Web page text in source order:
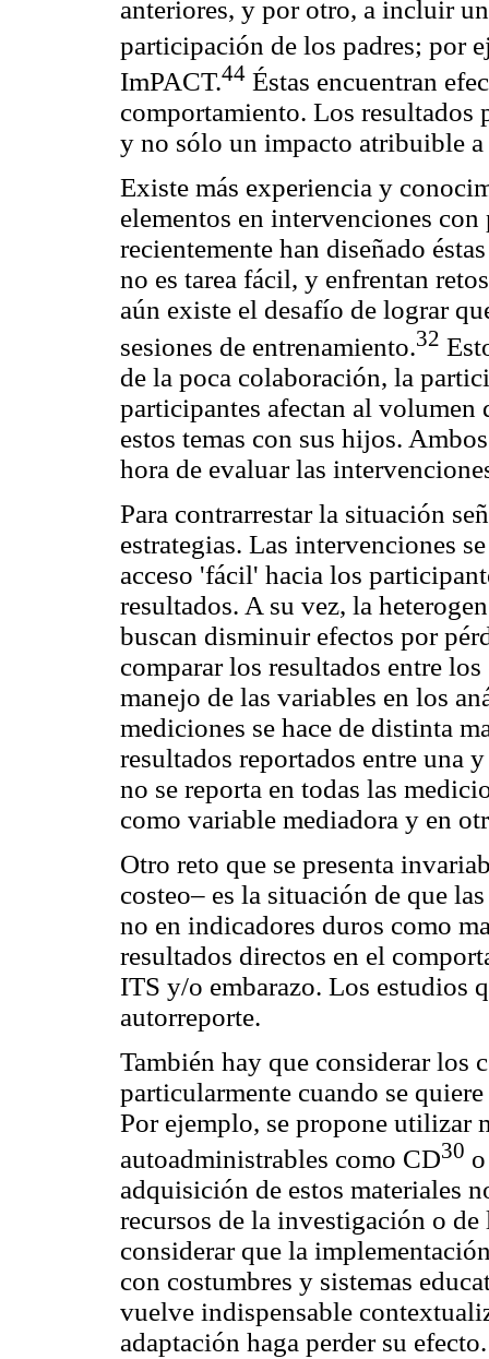
anteriores, y por otro, a incluir
participación de los padres; por
ImPACT.44 Éstas encuentran
comportamiento. Los
y no sólo un impacto atribuible
Existe más experiencia y
elementos en intervenciones
recientemente han diseñado
no es tarea fácil, y enfrentan
aún existe el desafío de lograr
sesiones de entrenamiento.32
de la poca colaboración, la
participantes afectan al volumen
estos temas con sus hijos.
hora de evaluar las
Para contrarrestar la situación
estrategias. Las intervenciones
acceso 'fácil' hacia los
resultados. A su vez, la
buscan disminuir efectos por
comparar los resultados entre
manejo de las variables en los
mediciones se hace de distinta
resultados reportados entre una
no se reporta en todas las
como variable mediadora y en
Otro reto que se presenta
costeo– es la situación de que
no en indicadores duros como
resultados directos en el
ITS y/o embarazo. Los estudios
autorreporte.
También hay que considerar los
particularmente cuando se
Por ejemplo, se propone utilizar
autoadministrables como CD30
adquisición de estos materiales
recursos de la investigación o
considerar que la
con costumbres y sistemas
vuelve indispensable
adaptación haga perder su efecto.